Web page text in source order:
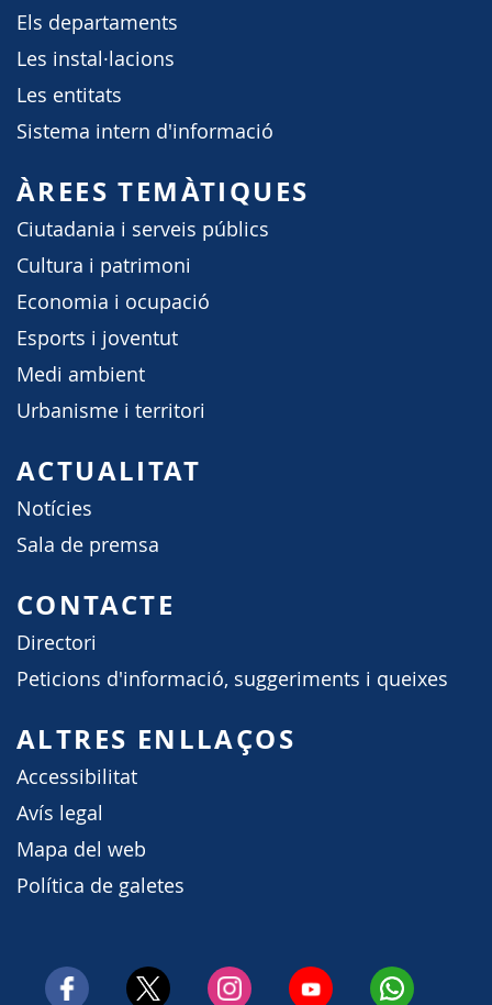
Els departaments
Les instal·lacions
Les entitats
Sistema intern d'informació
ÀREES TEMÀTIQUES
Ciutadania i serveis públics
Cultura i patrimoni
Economia i ocupació
Esports i joventut
Medi ambient
Urbanisme i territori
ACTUALITAT
Notícies
Sala de premsa
CONTACTE
Directori
Peticions d'informació, suggeriments i queixes
ALTRES ENLLAÇOS
Accessibilitat
Avís legal
Mapa del web
Política de galetes